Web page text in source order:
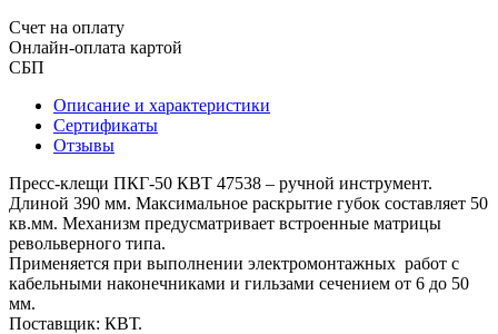
Счет на оплату
Онлайн-оплата картой
СБП
Описание и характеристики
Сертификаты
Отзывы
Пресс-клещи ПКГ-50 КВТ 47538 – ручной инструмент.
Длиной 390 мм. Максимальное раскрытие губок составляет 50
кв.мм. Механизм предусматривает встроенные матрицы
револьверного типа.
Применяется при выполнении электромонтажных работ с
кабельными наконечниками и гильзами сечением от 6 до 50
мм.
Поставщик: КВТ.